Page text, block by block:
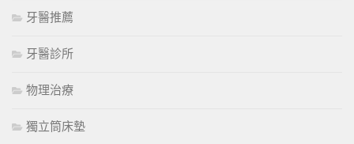
牙醫推薦
牙醫診所
物理治療
獨立筒床墊